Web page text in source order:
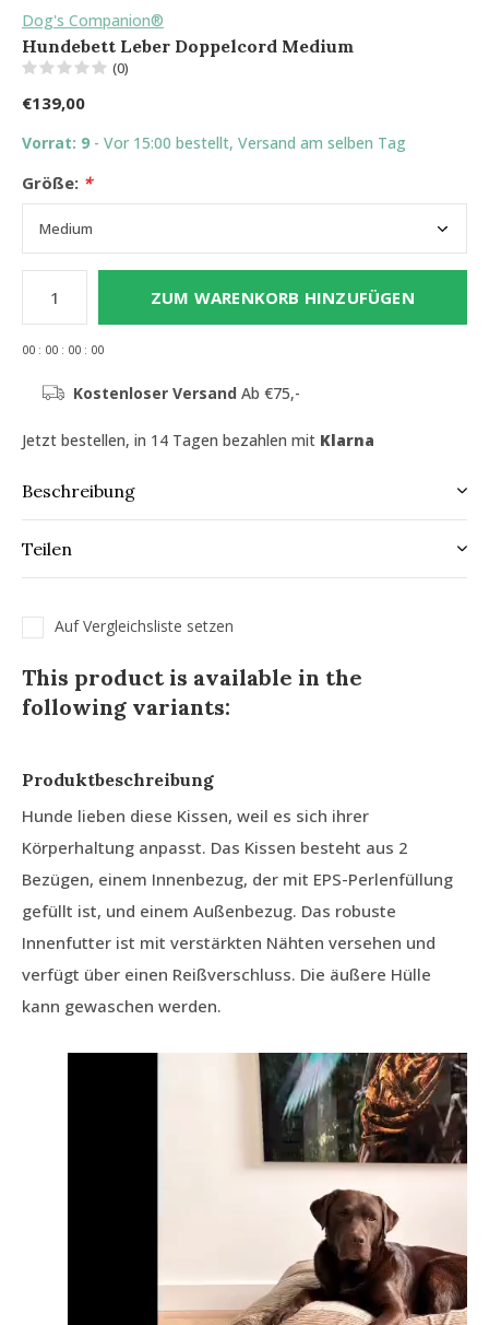
Dog's Companion®
Hundebett Leber Doppelcord Medium
(0)
€139,00
Vorrat: 9 - Vor 15:00 bestellt, Versand am selben Tag
Größe: *
ZUM WARENKORB HINZUFÜGEN
00 : 00 : 00 : 00
Kostenloser Versand Ab €75,-
Jetzt bestellen, in 14 Tagen bezahlen mit Klarna
Beschreibung
Teilen
Auf Vergleichsliste setzen
This product is available in the
following variants:
Produktbeschreibung
Hunde lieben diese Kissen, weil es sich ihrer
Körperhaltung anpasst. Das Kissen besteht aus 2
Bezügen, einem Innenbezug, der mit EPS-Perlenfüllung
gefüllt ist, und einem Außenbezug. Das robuste
Innenfutter ist mit verstärkten Nähten versehen und
verfügt über einen Reißverschluss. Die äußere Hülle
kann gewaschen werden.